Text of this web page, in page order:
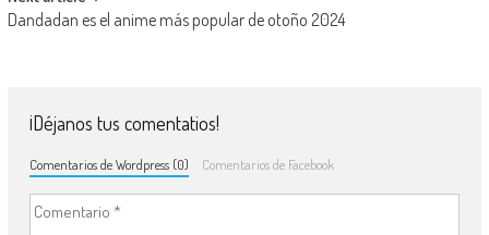
Dandadan es el anime más popular de otoño 2024
¡Déjanos tus comentatios!
Comentarios de Wordpress (0) Comentarios de Facebook